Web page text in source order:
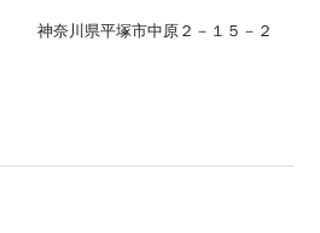
神奈川県平塚市中原２－１５－２